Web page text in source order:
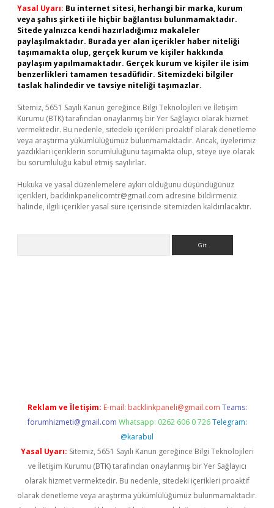
Yasal Uyarı: Bu internet sitesi, herhangi bir marka, kurum
veya şahıs şirketi ile hiçbir bağlantısı bulunmamaktadır.
Sitede yalnızca kendi hazırladığımız makaleler
paylaşılmaktadır. Burada yer alan içerikler haber niteliği
taşımamakta olup, gerçek kurum ve kişiler hakkında
paylaşım yapılmamaktadır. Gerçek kurum ve kişiler ile isim
benzerlikleri tamamen tesadüfidir. Sitemizdeki bilgiler
taslak halindedir ve tavsiye niteliği taşımazlar.
Sitemiz, 5651 Sayılı Kanun gereğince Bilgi Teknolojileri ve İletişim
Kurumu (BTK) tarafından onaylanmış bir Yer Sağlayıcı olarak hizmet
vermektedir. Bu nedenle, sitedeki içerikleri proaktif olarak denetleme
veya araştırma yükümlülüğümüz bulunmamaktadır. Ancak, üyelerimiz
yazdıkları içeriklerin sorumluluğunu taşımakta olup, siteye üye olarak
bu sorumluluğu kabul etmiş sayılırlar.
Hukuka ve yasal düzenlemelere aykırı olduğunu düşündüğünüz
içerikleri, backlinkpanelicomtr@gmail.com adresine bildirmeniz
halinde, ilgili içerikler yasal süre içerisinde sitemizden kaldırılacaktır.
Reklam ve İletişim: E-mail: backlinkpaneli@gmail.com Teams:
forumhizmeti@gmail.com Whatsapp: 0262 606 0 726 Telegram:
@karabul
Yasal Uyarı: Sitemiz, 5651 Sayılı Kanun gereğince Bilgi Teknolojileri
ve İletişim Kurumu (BTK) tarafından onaylanmış bir Yer Sağlayıcı
olarak hizmet vermektedir. Bu nedenle, sitedeki içerikleri proaktif
olarak denetleme veya araştırma yükümlülüğümüz bulunmamaktadır.